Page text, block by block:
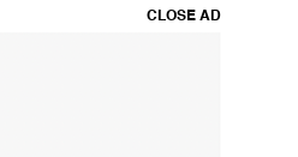
CLOSE AD